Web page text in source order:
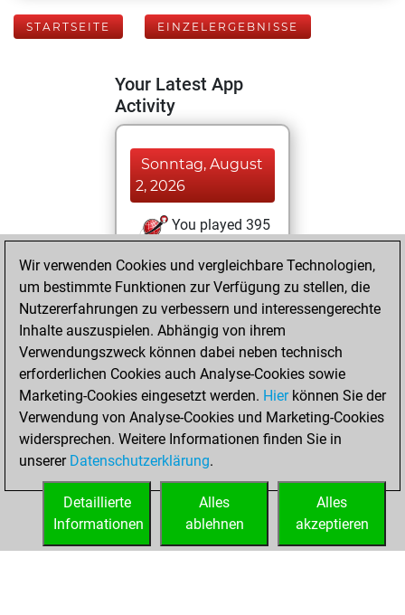
STARTSEITE EINZELERGEBNISSE
Your Latest App
Activity
Sonntag, August
2, 2026
You played 395
You scored
+218 =15 -162 in
blitz
Dienstag, Juli 21,
2026
You played 5
slow games
Play
You scored +4
=0 -1 in slow games
Wir verwenden Cookies und vergleichbare Technologien,
um bestimmte Funktionen zur Verfügung zu stellen, die
Nutzererfahrungen zu verbessern und interessengerechte
Inhalte auszuspielen. Abhängig von ihrem
Verwendungszweck können dabei neben technisch
erforderlichen Cookies auch Analyse-Cookies sowie
Marketing-Cookies eingesetzt werden. Hierkönnen Sie der
Verwendung von Analyse-Cookies und Marketing-Cookies
widersprechen. Weitere Informationen finden Sie in
unserer Datenschutzerklärung.
Alles
akzeptieren
Alles
ablehnen
Detaillierte
Informationen